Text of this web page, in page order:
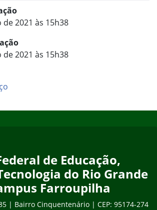
2021 às 15h38
2021 às 15h38
de Educação,
do Rio Grande
Farroupilha
| Bairro Cinquentenário | CEP: 95174-274